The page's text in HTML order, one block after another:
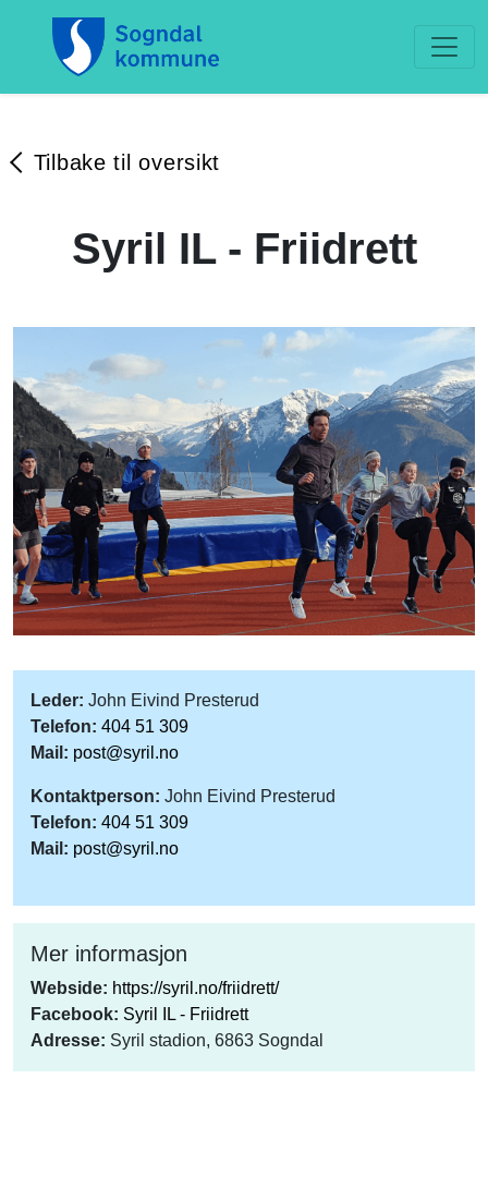
Tilbake til oversikt
Syril IL - Friidrett
Leder: John Eivind Presterud
Telefon: 404 51 309
Mail: post@syril.no
Kontaktperson: John Eivind Presterud
Telefon: 404 51 309
Mail: post@syril.no
Mer informasjon
Webside: https://syril.no/friidrett/
Facebook: Syril IL - Friidrett
Adresse: Syril stadion, 6863 Sogndal